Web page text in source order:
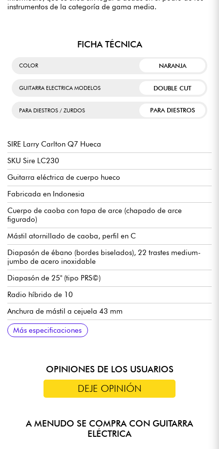
instrumentos de la categoría de gama media.
FICHA TÉCNICA
COLOR NARANJA
GUITARRA ELECTRICA MODELOS DOUBLE CUT
PARA DIESTROS / ZURDOS PARA DIESTROS
SIRE Larry Carlton Q7 Hueca
SKU Sire LC230
Guitarra eléctrica de cuerpo hueco
Fabricada en Indonesia
Cuerpo de caoba con tapa de arce (chapado de arce
figurado)
Mástil atornillado de caoba, perfil en C
Diapasón de ébano (bordes biselados), 22 trastes medium-
jumbo de acero inoxidable
Diapasón de 25" (tipo PRS©)
Radio híbrido de 10
Anchura de mástil a cejuela 43 mm
Pastilla humbucker de doble bobina Sire Q
Volumen para cada pastilla
Tono para cada pastilla
Selector de pastillas de 3 posiciones
Puente fijo Sire Modern Tune-O-Matic & Tail Piece de tope de
aluminio
Clavijas de afinación con bloqueo Sire Premium
Acabado brillante
Más especificaciones
OPINIONES DE LOS USUARIOS
DEJE OPINIÓN
A MENUDO SE COMPRA CON GUITARRA
ELÉCTRICA